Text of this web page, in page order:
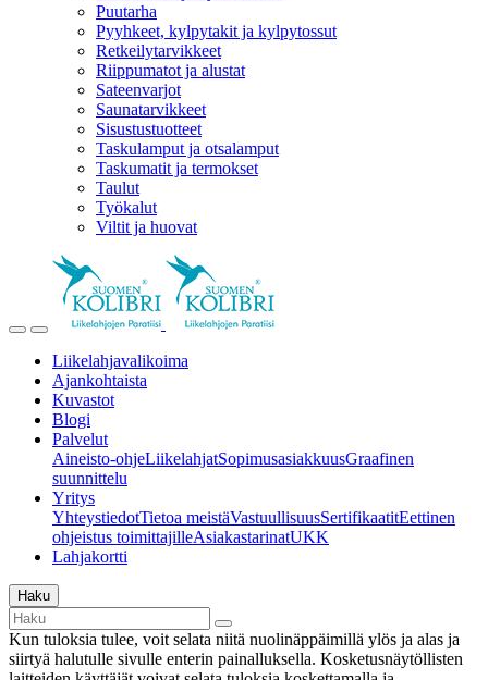
Puutarha
Pyyhkeet, kylpytakit ja kylpytossut
Retkeilytarvikkeet
Riippumatot ja alustat
Sateenvarjot
Saunatarvikkeet
Sisustustuotteet
Taskulamput ja otsalamput
Taskumatit ja termokset
Taulut
Työkalut
Viltit ja huovat
Liikelahjavalikoima
Ajankohtaista
Kuvastot
Blogi
Palvelut
Aineisto-ohjeLiikelahjatSopimusasiakkuusGraafinen
suunnittelu
Yritys
YhteystiedotTietoa meistäVastuullisuusSertifikaatitEettinen
ohjeistus toimittajilleAsiakastarinatUKK
Lahjakortti
Haku
Kun tuloksia tulee, voit selata niitä nuolinäppäimillä ylös ja alas ja
siirtyä halutulle sivulle enterin painalluksella. Kosketusnäytöllisten